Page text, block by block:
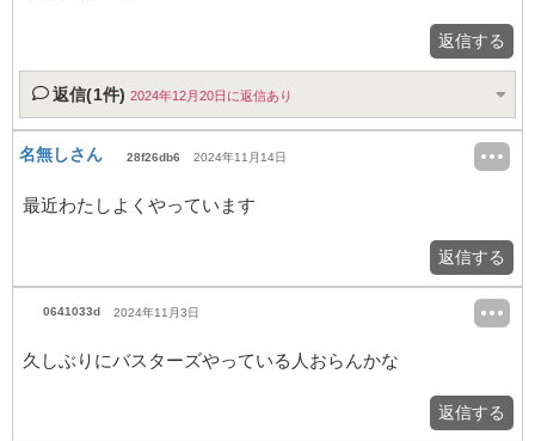
返信する
返信(1件) 2024年12月20日に返信あり
名無しさん 28f26db6 2024年11月14日
最近わたしよくやっています
返信する
0641033d 2024年11月3日
久しぶりにバスターズやっている人おらんかな
返信する